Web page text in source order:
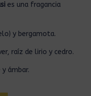
es una fragancia
y bergamota.
raíz de lirio y cedro.
ámbar.